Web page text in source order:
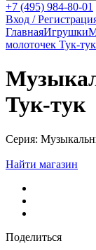
+7 (495) 984-80-01
Вход /
ГлавнаяИгрушки
молоточек Тук-тук
Тук-тук
Серия:
Найти магазин
Поделиться